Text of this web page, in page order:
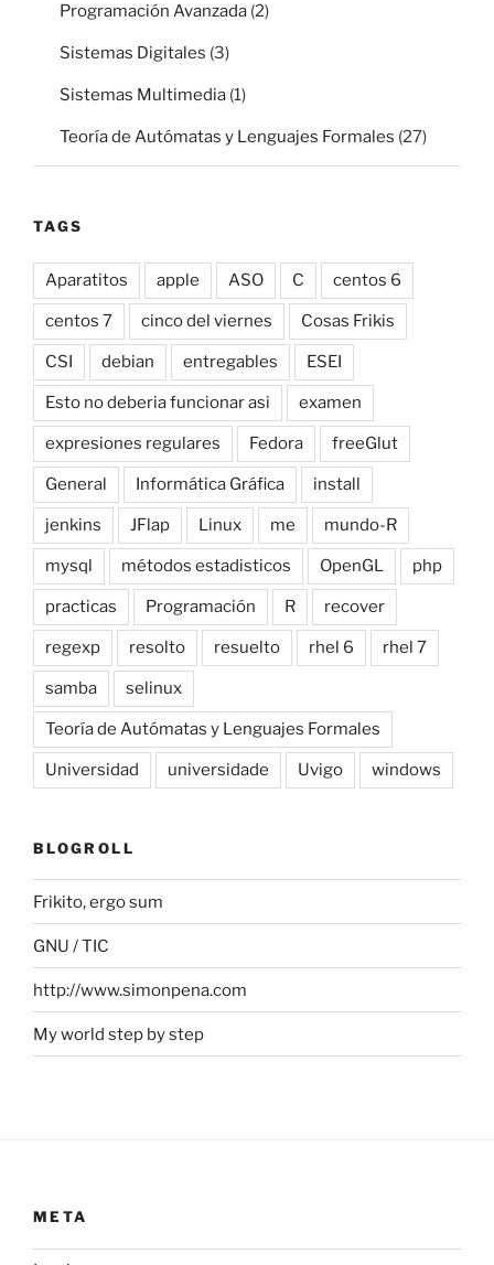
Programación Avanzada (2)
Sistemas Digitales (3)
Sistemas Multimedia (1)
Teoría de Autómatas y Lenguajes Formales (27)
TAGS
Aparatitos apple ASO C centos 6
centos 7 cinco del viernes Cosas Frikis
CSI debian entregables ESEI
Esto no deberia funcionar asi examen
expresiones regulares Fedora freeGlut
General Informática Gráfica install
jenkins JFlap Linux me mundo-R
mysql métodos estadisticos OpenGL php
practicas Programación R recover
regexp resolto resuelto rhel 6 rhel 7
samba selinux
Teoría de Autómatas y Lenguajes Formales
Universidad universidade Uvigo windows
BLOGROLL
Frikito, ergo sum
GNU / TIC
http://www.simonpena.com
My world step by step
META